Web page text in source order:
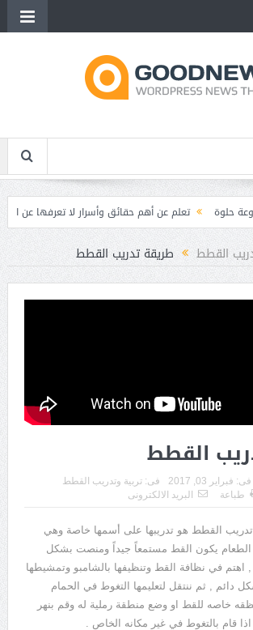
تعلم عن أهم حقائق وأسرار لا تعرفها عن القطط
القططالقطط طريقة تدريب القطط
القطط
فى: فبراير 03, 2017 فى: تربية وتدريب القطط
طباعة البريد الالكترونى
القطط هو تدريبها على أسمها خاصة وهي
الطعام يكون القط مستمعاً جيداً ومنصت بشكل
اهتم في نظافة القط وتنظيفها بالشامبو وتمشيطها
دائم , ثم ننتقل لتعليمها التغوط في الحمام
خاصه للقط او وضع منطقة رملية له وقم بنهر
قام بالتغوط في غير مكانه الخاص .